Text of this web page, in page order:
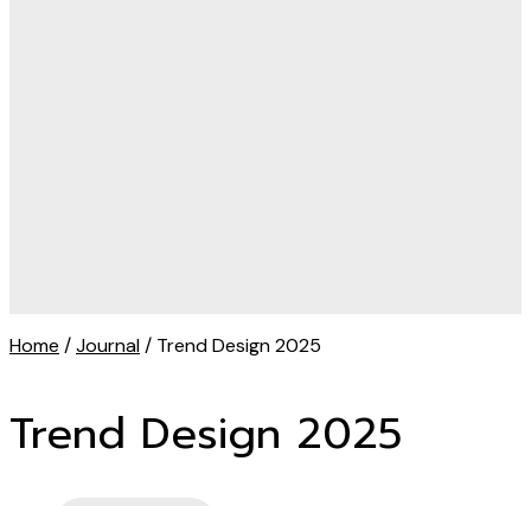
Home /Journal/ Trend Design 2025
Trend Design 2025